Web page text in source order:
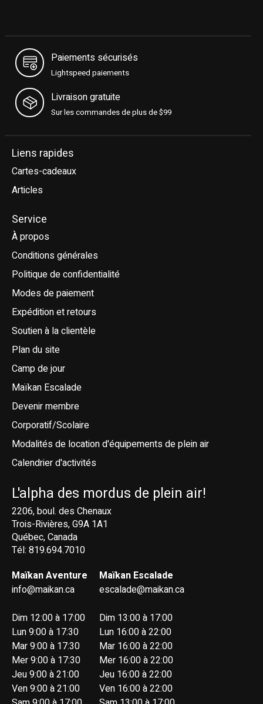
Paiements sécurisés
Lightspeed paiements
Livraison gratuite
Sur les commandes de plus de $99
Liens rapides
Cartes-cadeaux
Articles
Service
À propos
Conditions générales
Politique de confidentialité
Modes de paiement
Expédition et retours
Soutien à la clientèle
Plan du site
Camp de jour
Maïkan Escalade
Devenir membre
Corporatif/Scolaire
Modalités de location d'équipements de plein air
Calendrier d'activités
L'alpha des mordus de plein air!
2206, boul. des Chenaux
Trois-Rivières, G9A 1A1
Québec, Canada
Tél: 819.694.7010
Maïkan Aventure
info@maikan.ca
Dim 12:00 à 17:00
Lun 9:00 à 17:30
Mar 9:00 à 17:30
Mer 9:00 à 17:30
Jeu 9:00 à 21:00
Ven 9:00 à 21:00
Maïkan Escalade
escalade@maikan.ca
Dim 13:00 à 17:00
Lun 16:00 à 22:00
Mar 16:00 à 22:00
Mer 16:00 à 22:00
Jeu 16:00 à 22:00
Ven 16:00 à 22:00